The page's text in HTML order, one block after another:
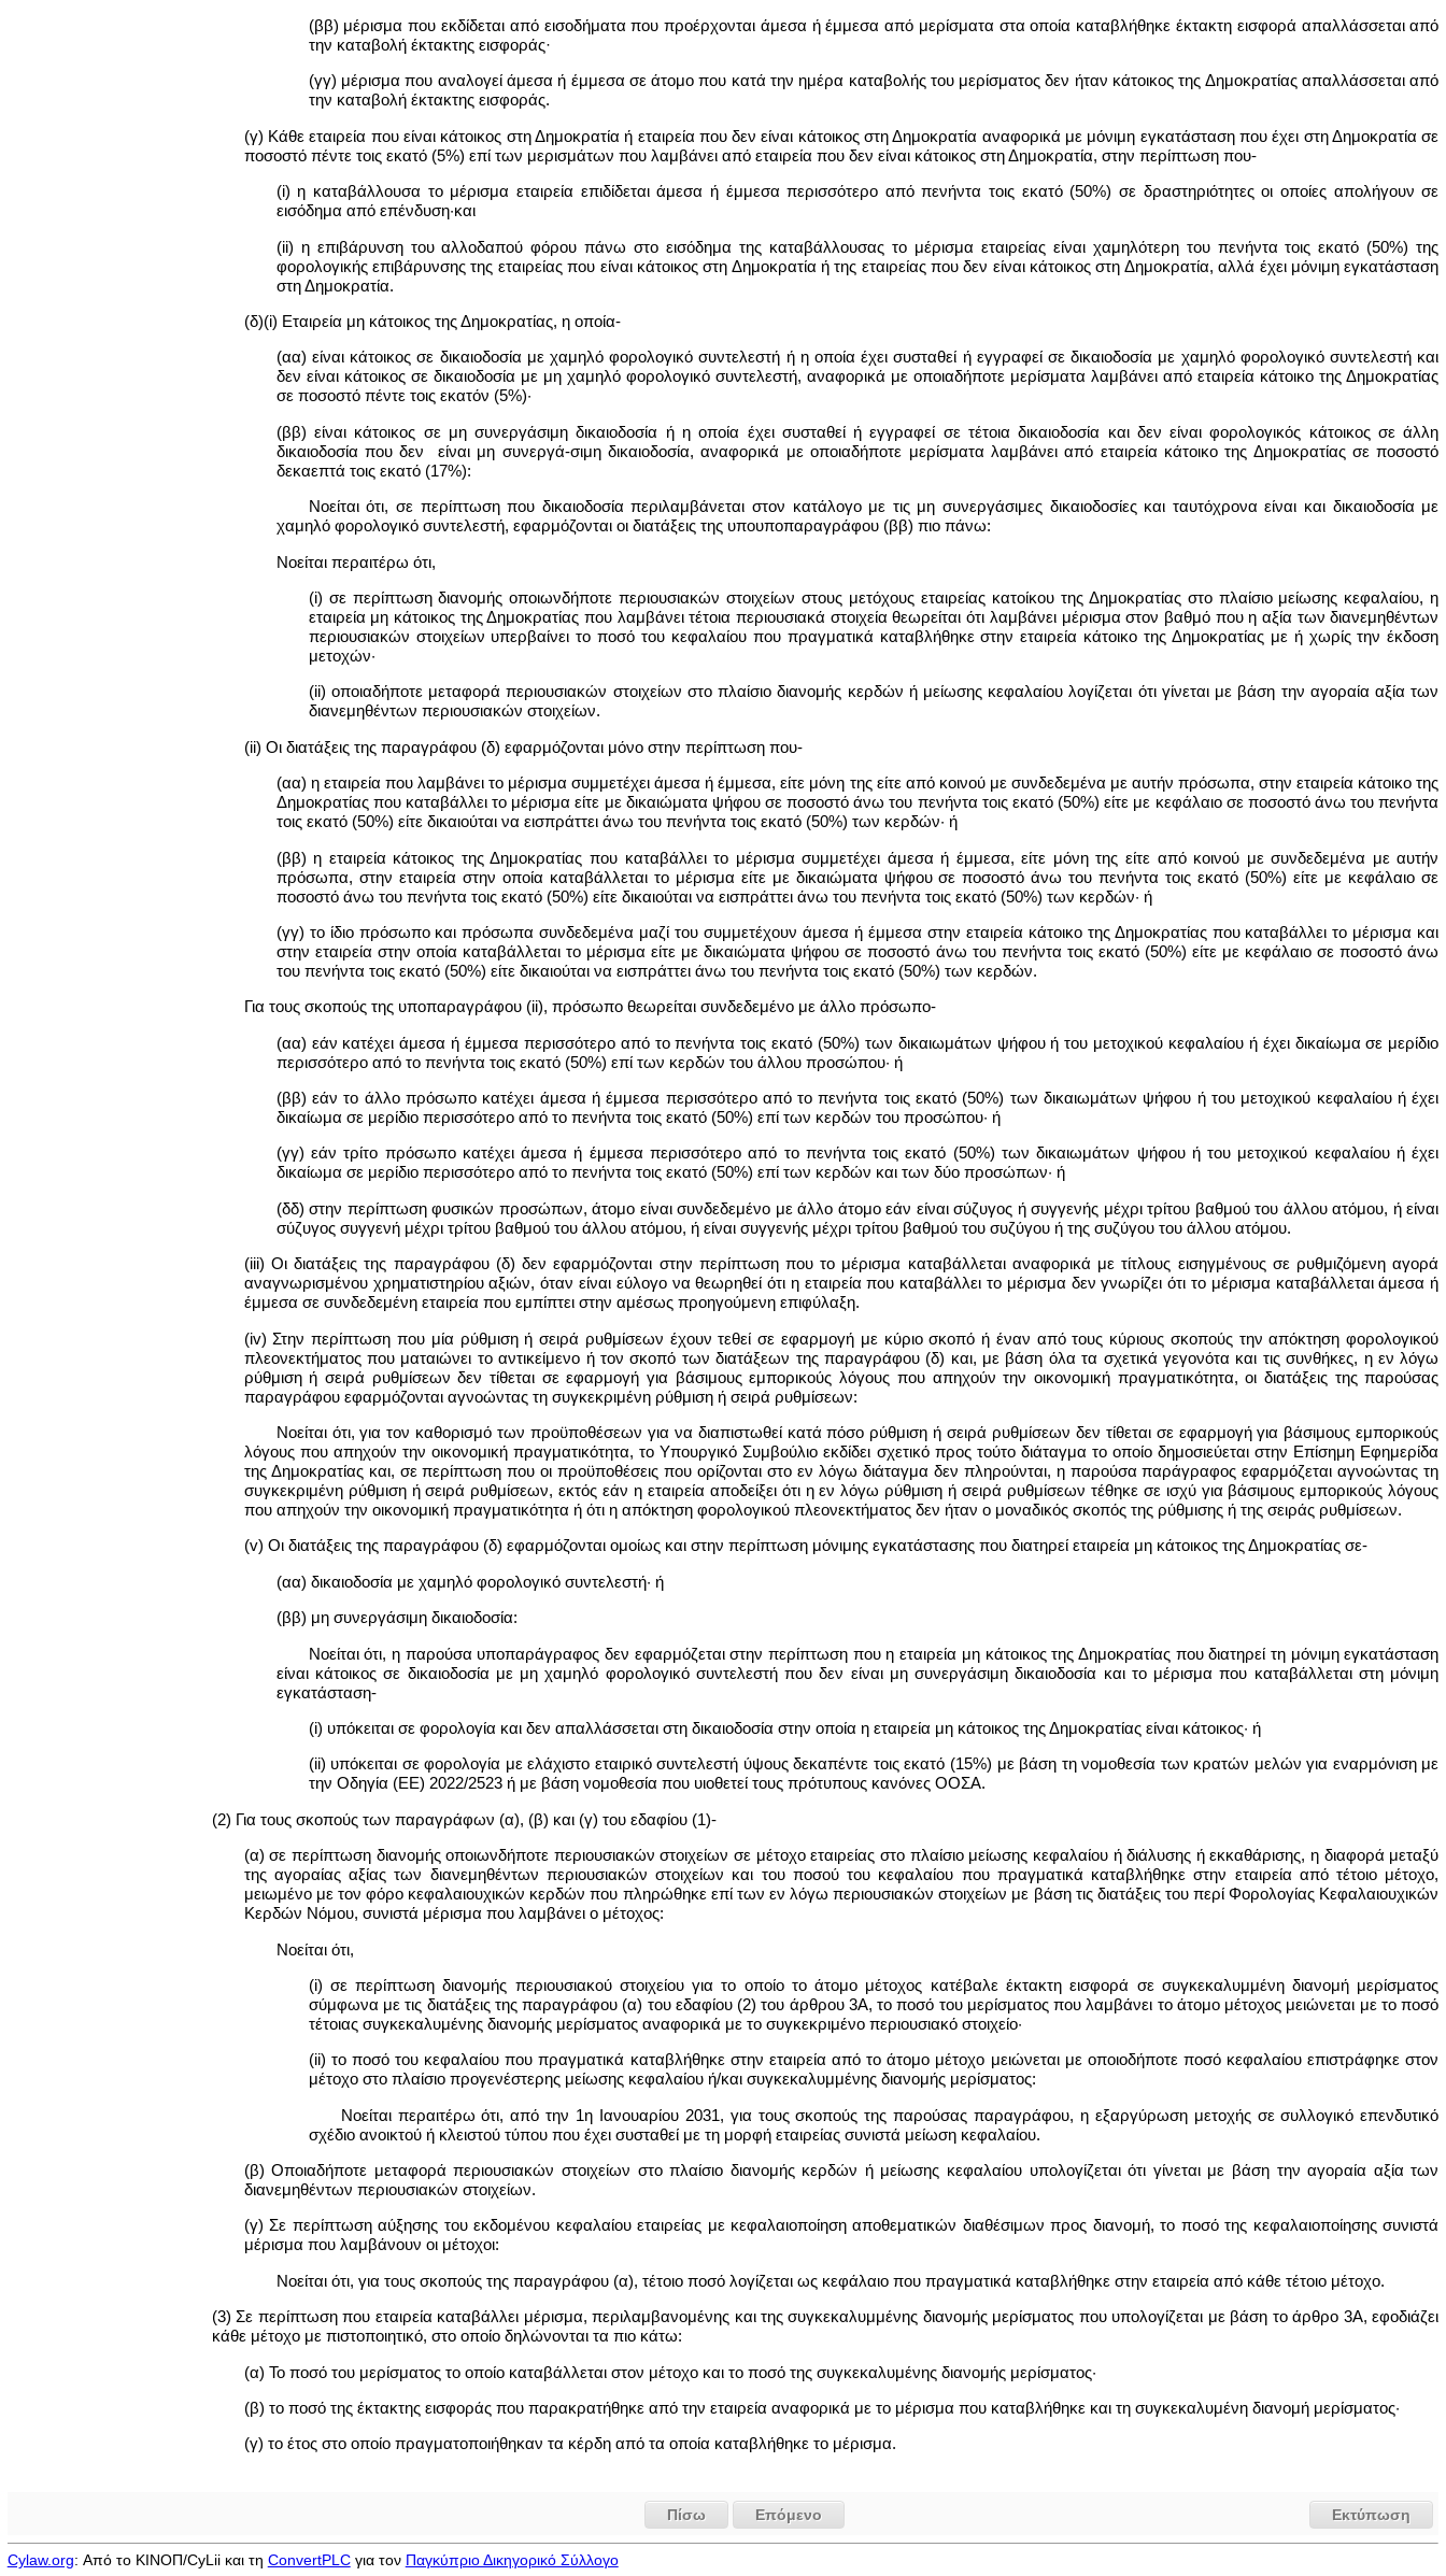
(ββ) μέρισμα που εκδίδεται από εισοδήματα που προέρχονται άμεσα ή έμμεσα από μερίσματα στα οποία καταβλήθηκε έκτακτη εισφορά απαλλάσσεται από
την καταβολή έκτακτης εισφοράς·
(γγ) μέρισμα που αναλογεί άμεσα ή έμμεσα σε άτομο που κατά την ημέρα καταβολής του μερίσματος δεν ήταν κάτοικος της Δημοκρατίας απαλλάσσεται από
την καταβολή έκτακτης εισφοράς.
(γ) Κάθε εταιρεία που είναι κάτοικος στη Δημοκρατία ή εταιρεία που δεν είναι κάτοικος στη Δημοκρατία αναφορικά με μόνιμη εγκατάσταση που έχει στη Δημοκρατία σε
ποσοστό πέντε τοις εκατό (5%) επί των μερισμάτων που λαμβάνει από εταιρεία που δεν είναι κάτοικος στη Δημοκρατία, στην περίπτωση που-
(i) η καταβάλλουσα το μέρισμα εταιρεία επιδίδεται άμεσα ή έμμεσα περισσότερο από πενήντα τοις εκατό (50%) σε δραστηριότητες οι οποίες απολήγουν σε
εισόδημα από επένδυση·και
(ii) η επιβάρυνση του αλλοδαπού φόρου πάνω στο εισόδημα της καταβάλλουσας το μέρισμα εταιρείας είναι χαμηλότερη του πενήντα τοις εκατό (50%) της
φορολογικής επιβάρυνσης της εταιρείας που είναι κάτοικος στη Δημοκρατία ή της εταιρείας που δεν είναι κάτοικος στη Δημοκρατία, αλλά έχει μόνιμη εγκατάσταση
στη Δημοκρατία.
(δ)(i) Εταιρεία μη κάτοικος της Δημοκρατίας, η οποία-
(αα) είναι κάτοικος σε δικαιοδοσία με χαμηλό φορολογικό συντελεστή ή η οποία έχει συσταθεί ή εγγραφεί σε δικαιοδοσία με χαμηλό φορολογικό συντελεστή και
δεν είναι κάτοικος σε δικαιοδοσία με μη χαμηλό φορολογικό συντελεστή, αναφορικά με οποιαδήποτε μερίσματα λαμβάνει από εταιρεία κάτοικο της Δημοκρατίας
σε ποσοστό πέντε τοις εκατόν (5%)·
(ββ) είναι κάτοικος σε μη συνεργάσιμη δικαιοδοσία ή η οποία έχει συσταθεί ή εγγραφεί σε τέτοια δικαιοδοσία και δεν είναι φορολογικός κάτοικος σε άλλη
δικαιοδοσία που δεν είναι μη συνεργά-σιμη δικαιοδοσία, αναφορικά με οποιαδήποτε μερίσματα λαμβάνει από εταιρεία κάτοικο της Δημοκρατίας σε ποσοστό
δεκαεπτά τοις εκατό (17%):
Νοείται ότι, σε περίπτωση που δικαιοδοσία περιλαμβάνεται στον κατάλογο με τις μη συνεργάσιμες δικαιοδοσίες και ταυτόχρονα είναι και δικαιοδοσία με
χαμηλό φορολογικό συντελεστή, εφαρμόζονται οι διατάξεις της υπουποπαραγράφου (ββ) πιο πάνω:
Νοείται περαιτέρω ότι,
(i) σε περίπτωση διανομής οποιωνδήποτε περιουσιακών στοιχείων στους μετόχους εταιρείας κατοίκου της Δημοκρατίας στο πλαίσιο μείωσης κεφαλαίου, η
εταιρεία μη κάτοικος της Δημοκρατίας που λαμβάνει τέτοια περιουσιακά στοιχεία θεωρείται ότι λαμβάνει μέρισμα στον βαθμό που η αξία των διανεμηθέντων
περιουσιακών στοιχείων υπερβαίνει το ποσό του κεφαλαίου που πραγματικά καταβλήθηκε στην εταιρεία κάτοικο της Δημοκρατίας με ή χωρίς την έκδοση
μετοχών·
(ii) οποιαδήποτε μεταφορά περιουσιακών στοιχείων στο πλαίσιο διανομής κερδών ή μείωσης κεφαλαίου λογίζεται ότι γίνεται με βάση την αγοραία αξία των
διανεμηθέντων περιουσιακών στοιχείων.
(ii) Οι διατάξεις της παραγράφου (δ) εφαρμόζονται μόνο στην περίπτωση που-
(αα) η εταιρεία που λαμβάνει το μέρισμα συμμετέχει άμεσα ή έμμεσα, είτε μόνη της είτε από κοινού με συνδεδεμένα με αυτήν πρόσωπα, στην εταιρεία κάτοικο της
Δημοκρατίας που καταβάλλει το μέρισμα είτε με δικαιώματα ψήφου σε ποσοστό άνω του πενήντα τοις εκατό (50%) είτε με κεφάλαιο σε ποσοστό άνω του πενήντα
τοις εκατό (50%) είτε δικαιούται να εισπράττει άνω του πενήντα τοις εκατό (50%) των κερδών· ή
(ββ) η εταιρεία κάτοικος της Δημοκρατίας που καταβάλλει το μέρισμα συμμετέχει άμεσα ή έμμεσα, είτε μόνη της είτε από κοινού με συνδεδεμένα με αυτήν
πρόσωπα, στην εταιρεία στην οποία καταβάλλεται το μέρισμα είτε με δικαιώματα ψήφου σε ποσοστό άνω του πενήντα τοις εκατό (50%) είτε με κεφάλαιο σε
ποσοστό άνω του πενήντα τοις εκατό (50%) είτε δικαιούται να εισπράττει άνω του πενήντα τοις εκατό (50%) των κερδών· ή
(γγ) το ίδιο πρόσωπο και πρόσωπα συνδεδεμένα μαζί του συμμετέχουν άμεσα ή έμμεσα στην εταιρεία κάτοικο της Δημοκρατίας που καταβάλλει το μέρισμα και
στην εταιρεία στην οποία καταβάλλεται το μέρισμα είτε με δικαιώματα ψήφου σε ποσοστό άνω του πενήντα τοις εκατό (50%) είτε με κεφάλαιο σε ποσοστό άνω
του πενήντα τοις εκατό (50%) είτε δικαιούται να εισπράττει άνω του πενήντα τοις εκατό (50%) των κερδών.
Για τους σκοπούς της υποπαραγράφου (ii), πρόσωπο θεωρείται συνδεδεμένο με άλλο πρόσωπο-
(αα) εάν κατέχει άμεσα ή έμμεσα περισσότερο από το πενήντα τοις εκατό (50%) των δικαιωμάτων ψήφου ή του μετοχικού κεφαλαίου ή έχει δικαίωμα σε μερίδιο
περισσότερο από το πενήντα τοις εκατό (50%) επί των κερδών του άλλου προσώπου· ή
(ββ) εάν το άλλο πρόσωπο κατέχει άμεσα ή έμμεσα περισσότερο από το πενήντα τοις εκατό (50%) των δικαιωμάτων ψήφου ή του μετοχικού κεφαλαίου ή έχει
δικαίωμα σε μερίδιο περισσότερο από το πενήντα τοις εκατό (50%) επί των κερδών του προσώπου· ή
(γγ) εάν τρίτο πρόσωπο κατέχει άμεσα ή έμμεσα περισσότερο από το πενήντα τοις εκατό (50%) των δικαιωμάτων ψήφου ή του μετοχικού κεφαλαίου ή έχει
δικαίωμα σε μερίδιο περισσότερο από το πενήντα τοις εκατό (50%) επί των κερδών και των δύο προσώπων· ή
(δδ) στην περίπτωση φυσικών προσώπων, άτομο είναι συνδεδεμένο με άλλο άτομο εάν είναι σύζυγος ή συγγενής μέχρι τρίτου βαθμού του άλλου ατόμου, ή είναι
σύζυγος συγγενή μέχρι τρίτου βαθμού του άλλου ατόμου, ή είναι συγγενής μέχρι τρίτου βαθμού του συζύγου ή της συζύγου του άλλου ατόμου.
(iii) Οι διατάξεις της παραγράφου (δ) δεν εφαρμόζονται στην περίπτωση που το μέρισμα καταβάλλεται αναφορικά με τίτλους εισηγμένους σε ρυθμιζόμενη αγορά
αναγνωρισμένου χρηματιστηρίου αξιών, όταν είναι εύλογο να θεωρηθεί ότι η εταιρεία που καταβάλλει το μέρισμα δεν γνωρίζει ότι το μέρισμα καταβάλλεται άμεσα ή
έμμεσα σε συνδεδεμένη εταιρεία που εμπίπτει στην αμέσως προηγούμενη επιφύλαξη.
(iv) Στην περίπτωση που μία ρύθμιση ή σειρά ρυθμίσεων έχουν τεθεί σε εφαρμογή με κύριο σκοπό ή έναν από τους κύριους σκοπούς την απόκτηση φορολογικού
πλεονεκτήματος που ματαιώνει το αντικείμενο ή τον σκοπό των διατάξεων της παραγράφου (δ) και, με βάση όλα τα σχετικά γεγονότα και τις συνθήκες, η εν λόγω
ρύθμιση ή σειρά ρυθμίσεων δεν τίθεται σε εφαρμογή για βάσιμους εμπορικούς λόγους που απηχούν την οικονομική πραγματικότητα, οι διατάξεις της παρούσας
παραγράφου εφαρμόζονται αγνοώντας τη συγκεκριμένη ρύθμιση ή σειρά ρυθμίσεων:
Νοείται ότι, για τον καθορισμό των προϋποθέσεων για να διαπιστωθεί κατά πόσο ρύθμιση ή σειρά ρυθμίσεων δεν τίθεται σε εφαρμογή για βάσιμους εμπορικούς
λόγους που απηχούν την οικονομική πραγματικότητα, το Υπουργικό Συμβούλιο εκδίδει σχετικό προς τούτο διάταγμα το οποίο δημοσιεύεται στην Επίσημη Εφημερίδα
της Δημοκρατίας και, σε περίπτωση που οι προϋποθέσεις που ορίζονται στο εν λόγω διάταγμα δεν πληρούνται, η παρούσα παράγραφος εφαρμόζεται αγνοώντας τη
συγκεκριμένη ρύθμιση ή σειρά ρυθμίσεων, εκτός εάν η εταιρεία αποδείξει ότι η εν λόγω ρύθμιση ή σειρά ρυθμίσεων τέθηκε σε ισχύ για βάσιμους εμπορικούς λόγους
που απηχούν την οικονομική πραγματικότητα ή ότι η απόκτηση φορολογικού πλεονεκτήματος δεν ήταν ο μοναδικός σκοπός της ρύθμισης ή της σειράς ρυθμίσεων.
(v) Οι διατάξεις της παραγράφου (δ) εφαρμόζονται ομοίως και στην περίπτωση μόνιμης εγκατάστασης που διατηρεί εταιρεία μη κάτοικος της Δημοκρατίας σε-
(αα) δικαιοδοσία με χαμηλό φορολογικό συντελεστή· ή
(ββ) μη συνεργάσιμη δικαιοδοσία:
Νοείται ότι, η παρούσα υποπαράγραφος δεν εφαρμόζεται στην περίπτωση που η εταιρεία μη κάτοικος της Δημοκρατίας που διατηρεί τη μόνιμη εγκατάσταση
είναι κάτοικος σε δικαιοδοσία με μη χαμηλό φορολογικό συντελεστή που δεν είναι μη συνεργάσιμη δικαιοδοσία και το μέρισμα που καταβάλλεται στη μόνιμη
εγκατάσταση-
(i) υπόκειται σε φορολογία και δεν απαλλάσσεται στη δικαιοδοσία στην οποία η εταιρεία μη κάτοικος της Δημοκρατίας είναι κάτοικος· ή
(ii) υπόκειται σε φορολογία με ελάχιστο εταιρικό συντελεστή ύψους δεκαπέντε τοις εκατό (15%) με βάση τη νομοθεσία των κρατών μελών για εναρμόνιση με
την Οδηγία (ΕΕ) 2022/2523 ή με βάση νομοθεσία που υιοθετεί τους πρότυπους κανόνες ΟΟΣΑ.
(2) Για τους σκοπούς των παραγράφων (α), (β) και (γ) του εδαφίου (1)-
(α) σε περίπτωση διανομής οποιωνδήποτε περιουσιακών στοιχείων σε μέτοχο εταιρείας στο πλαίσιο μείωσης κεφαλαίου ή διάλυσης ή εκκαθάρισης, η διαφορά μεταξύ
της αγοραίας αξίας των διανεμηθέντων περιουσιακών στοιχείων και του ποσού του κεφαλαίου που πραγματικά καταβλήθηκε στην εταιρεία από τέτοιο μέτοχο,
μειωμένο με τον φόρο κεφαλαιουχικών κερδών που πληρώθηκε επί των εν λόγω περιουσιακών στοιχείων με βάση τις διατάξεις του περί Φορολογίας Κεφαλαιουχικών
Κερδών Νόμου, συνιστά μέρισμα που λαμβάνει ο μέτοχος:
Νοείται ότι,
(i) σε περίπτωση διανομής περιουσιακού στοιχείου για το οποίο το άτομο μέτοχος κατέβαλε έκτακτη εισφορά σε συγκεκαλυμμένη διανομή μερίσματος
σύμφωνα με τις διατάξεις της παραγράφου (α) του εδαφίου (2) του άρθρου 3Α, το ποσό του μερίσματος που λαμβάνει το άτομο μέτοχος μειώνεται με το ποσό
τέτοιας συγκεκαλυμένης διανομής μερίσματος αναφορικά με το συγκεκριμένο περιουσιακό στοιχείο·
(ii) το ποσό του κεφαλαίου που πραγματικά καταβλήθηκε στην εταιρεία από το άτομο μέτοχο μειώνεται με οποιοδήποτε ποσό κεφαλαίου επιστράφηκε στον
μέτοχο στο πλαίσιο προγενέστερης μείωσης κεφαλαίου ή/και συγκεκαλυμμένης διανομής μερίσματος:
Νοείται περαιτέρω ότι, από την 1η Ιανουαρίου 2031, για τους σκοπούς της παρούσας παραγράφου, η εξαργύρωση μετοχής σε συλλογικό επενδυτικό
σχέδιο ανοικτού ή κλειστού τύπου που έχει συσταθεί με τη μορφή εταιρείας συνιστά μείωση κεφαλαίου.
(β) Οποιαδήποτε μεταφορά περιουσιακών στοιχείων στο πλαίσιο διανομής κερδών ή μείωσης κεφαλαίου υπολογίζεται ότι γίνεται με βάση την αγοραία αξία των
διανεμηθέντων περιουσιακών στοιχείων.
(γ) Σε περίπτωση αύξησης του εκδομένου κεφαλαίου εταιρείας με κεφαλαιοποίηση αποθεματικών διαθέσιμων προς διανομή, το ποσό της κεφαλαιοποίησης συνιστά
μέρισμα που λαμβάνουν οι μέτοχοι:
Νοείται ότι, για τους σκοπούς της παραγράφου (α), τέτοιο ποσό λογίζεται ως κεφάλαιο που πραγματικά καταβλήθηκε στην εταιρεία από κάθε τέτοιο μέτοχο.
(3) Σε περίπτωση που εταιρεία καταβάλλει μέρισμα, περιλαμβανομένης και της συγκεκαλυμμένης διανομής μερίσματος που υπολογίζεται με βάση το άρθρο 3Α, εφοδιάζει
κάθε μέτοχο με πιστοποιητικό, στο οποίο δηλώνονται τα πιο κάτω:
(α) Το ποσό του μερίσματος το οποίο καταβάλλεται στον μέτοχο και το ποσό της συγκεκαλυμένης διανομής μερίσματος·
(β) το ποσό της έκτακτης εισφοράς που παρακρατήθηκε από την εταιρεία αναφορικά με το μέρισμα που καταβλήθηκε και τη συγκεκαλυμένη διανομή μερίσματος·
(γ) το έτος στο οποίο πραγματοποιήθηκαν τα κέρδη από τα οποία καταβλήθηκε το μέρισμα.
Εκτύπωση
Πίσω Επόμενο
Cylaw.org: Από το ΚΙΝOΠ/CyLii και τη ConvertPLCγια τον Παγκύπριο Δικηγορικό Σύλλογο